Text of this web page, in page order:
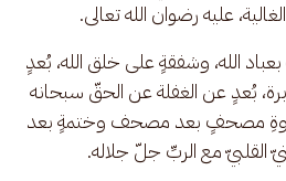
عليه رضوان الله تعالى.
الله، وشفقةٍ على خلق الله، بُعدٍ
بُعدٍ عن الغفلة عن الحقّ سبحانه
مصحفٍ بعد مصحف وختمةٍ بعد
القلبيّ مع الربِّ جلّ جلاله.